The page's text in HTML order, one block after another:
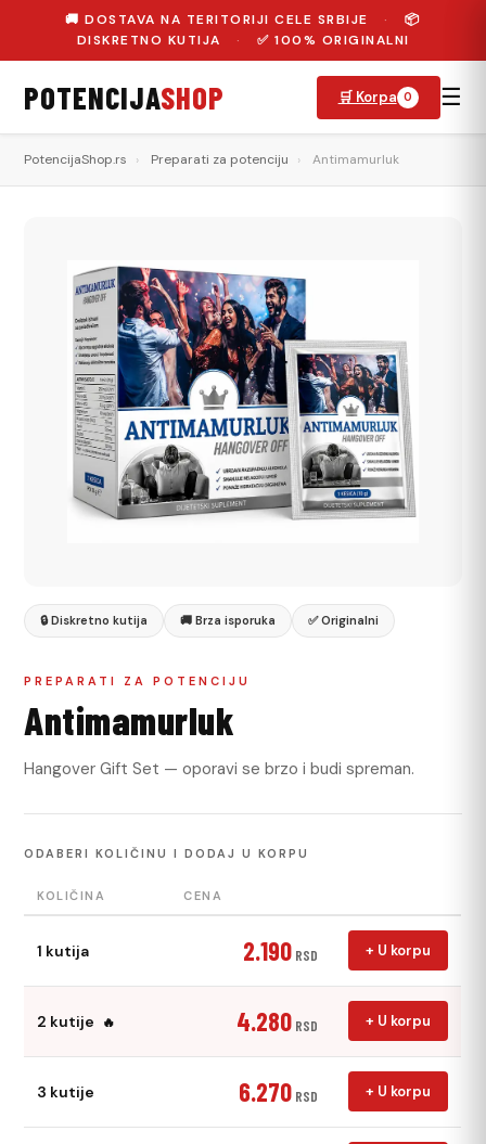
🚚 DOSTAVA NA TERITORIJI CELE SRBIJE ·
📦
DISKRETNO KUTIJA
· ✅ 100% ORIGINALNI
POTENCIJASHOP 🛒 Korpa 0 ☰
PotencijaShop.rs › Preparati za potenciju › Antimamurluk
🔒 Diskretno kutija 🚚 Brza isporuka ✅ Originalni
PREPARATI ZA POTENCIJU
Antimamurluk
Hangover Gift Set — oporavi se brzo i budi spreman.
ODABERI KOLIČINU I DODAJ U KORPU
KOLIČINA CENA
1 kutija 2.190 RSD + U korpu
2 kutije 🔥 4.280 RSD + U korpu
3 kutije 6.270 RSD + U korpu